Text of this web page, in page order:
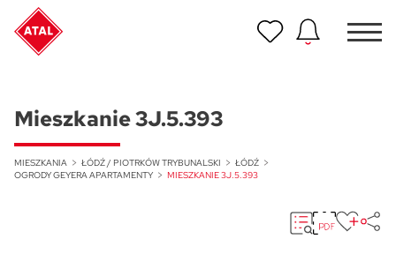
Mieszkanie 3J.5.393
MIESZKANIA ŁÓDŹ / PIOTRKÓW TRYBUNALSKI
ŁÓDŹ
OGRODY GEYERA APARTAMENTY
MIESZKANIE 3J.5.393
Nowość
ATAL Ville przy Białej